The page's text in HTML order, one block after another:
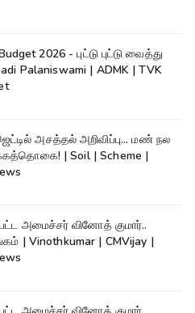
2026 - புட்டு புட்டு வைத்து
Palaniswami | ADMK | TVK
அசத்தல் அறிவிப்பு... மண் நல
| Soil | Scheme |
அமைச்சர் வினோத் குமார்..
| Vinothkumar | CMVijay |